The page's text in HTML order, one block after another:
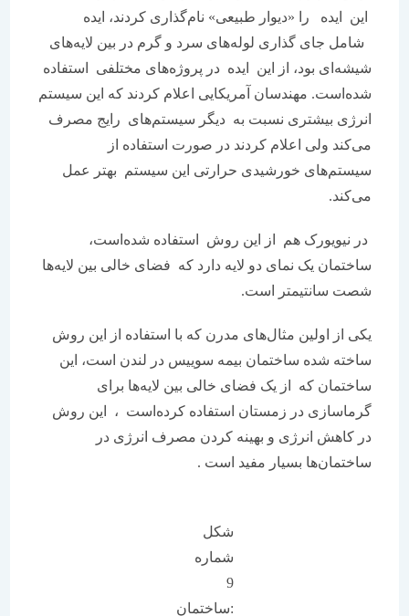
این ایده را «دیوار طبیعی» نام‌گذاری کردند، ایده
شامل جای گذاری لوله‌های سرد و گرم در بین لایه‌های
شیشه‌ای بود، از این ایده در پروژه‌های مختلفی استفاده
شده‌است. مهندسان آمریکایی اعلام کردند که این سیستم
انرژی بیشتری نسبت به دیگر سیستم‌های رایج مصرف
می‌کند ولی اعلام کردند در صورت استفاده از
سیستم‌های خورشیدی حرارتی این سیستم بهتر عمل
می‌کند.
در نیویورک هم از این روش استفاده شده‌است،
ساختمان یک نمای دو لایه دارد که فضای خالی بین لایه‌ها
شصت سانتیمتر است.
یکی از اولین مثال‌های مدرن که با استفاده از این روش
ساخته شده ساختمان بیمه سوییس در لندن است، این
ساختمان که از یک فضای خالی بین لایه‌ها برای
گرماسازی در زمستان استفاده کرده‌است ، این روش
در کاهش انرژی و بهینه کردن مصرف انرژی در
ساختمان‌ها بسیار مفید است .
شماره
:ساختمان